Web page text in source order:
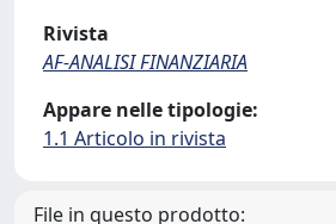
Rivista
AF-ANALISI FINANZIARIA
Appare nelle tipologie:
1.1 Articolo in rivista
File in questo prodotto: